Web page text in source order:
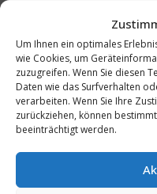
Um Ihnen ein optimales
wie Cookies, um
zuzugreifen. Wenn Sie diesen
Daten wie das Surfverhalten
verarbeiten. Wenn Sie Ihre
zurückziehen, können
beeinträchtigt werden.